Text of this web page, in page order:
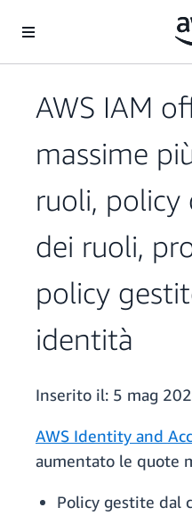
AWS IAM
massime
ruoli,
dei ruoli,
policy
identità
Inserito il: 5 mag
AWS Identity and
aumentato le quote
Policy gestite dal